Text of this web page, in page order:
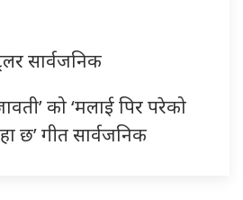
सार्वजनिक
को ‘मलाई पिर परेको
छ’ गीत सार्वजनिक